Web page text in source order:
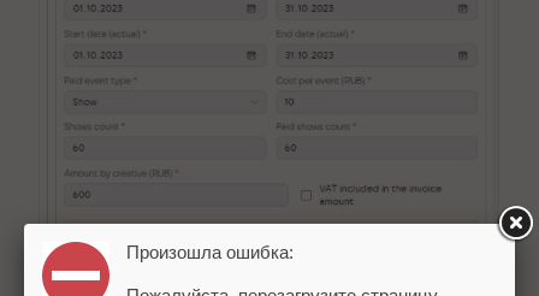
Произошла ошибка: